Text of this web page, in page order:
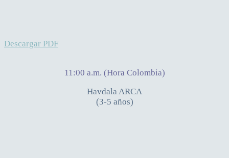
Descargar PDF
11:00 a.m. (Hora Colombia)
Havdala ARCA
(3-5 años)